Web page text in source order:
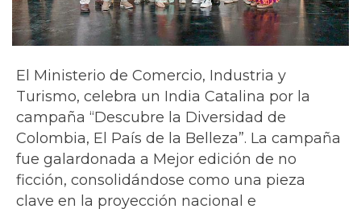
El Ministerio de Comercio, Industria y
Turismo, celebra un India Catalina por la
campaña “Descubre la Diversidad de
Colombia, El País de la Belleza”. La campaña
fue galardonada a Mejor edición de no
ficción, consolidándose como una pieza
clave en la proyección nacional e